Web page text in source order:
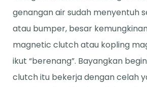
genangan air sudah menyentuh
atau bumper, besar
magnetic clutch atau kopling
ikut “berenang”. Bayangkan
clutch itu bekerja dengan celah